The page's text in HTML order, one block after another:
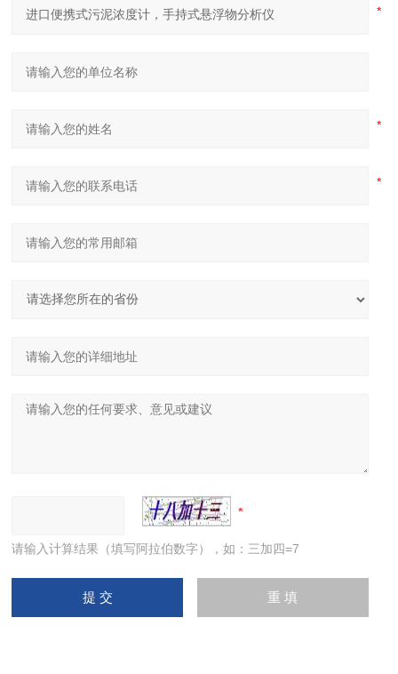
请输入计算结果（填写阿拉伯数字），如：三加四=7